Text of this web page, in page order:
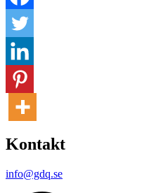
Kontakt
info@gdq.se